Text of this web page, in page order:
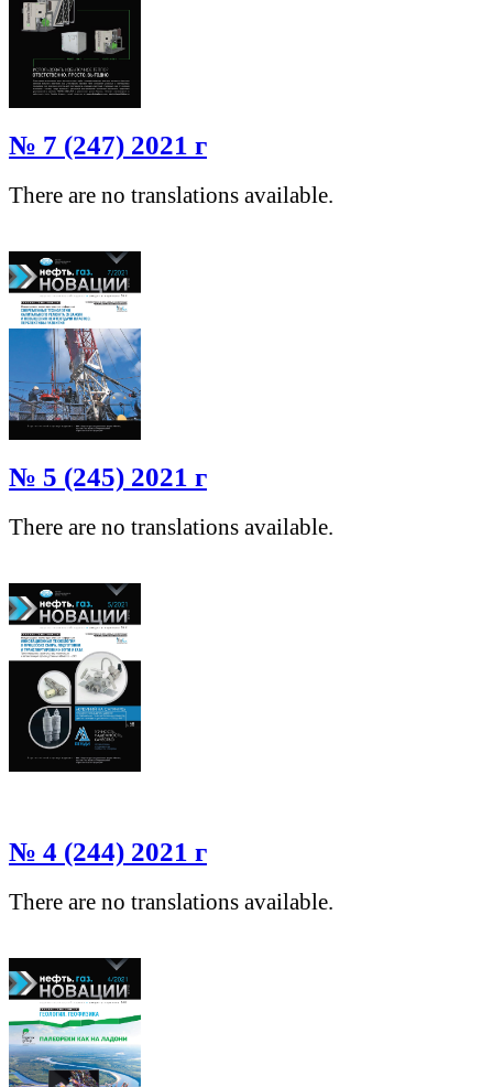
№ 7 (247) 2021 г
There are no translations available.
№ 5 (245) 2021 г
There are no translations available.
№ 4 (244) 2021 г
There are no translations available.